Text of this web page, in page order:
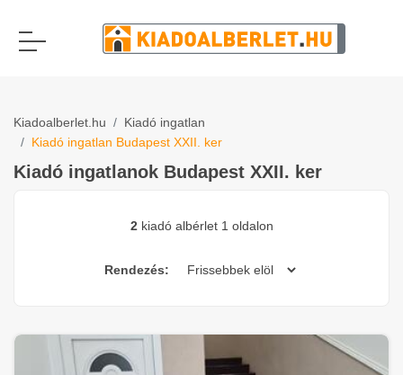
Kiadoalberlet.hu
Kiadó ingatlan
Kiadó ingatlan Budapest XXII. ker
Kiadó ingatlanok Budapest XXII. ker
2kiadó albérlet 1 oldalon
Rendezés: